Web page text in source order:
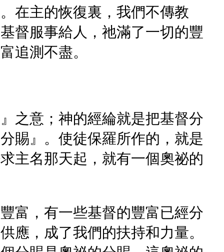
在主的恢復裏，我們不傳教
督服事給人，祂滿了一切的豐
追測不盡。
之意；神的經綸就是把基督分
賜』。使徒保羅所作的，就是
主名那天起，就有一個奧祕的
富，有一些基督的豐富已經分
應，成了我們的扶持和力量。